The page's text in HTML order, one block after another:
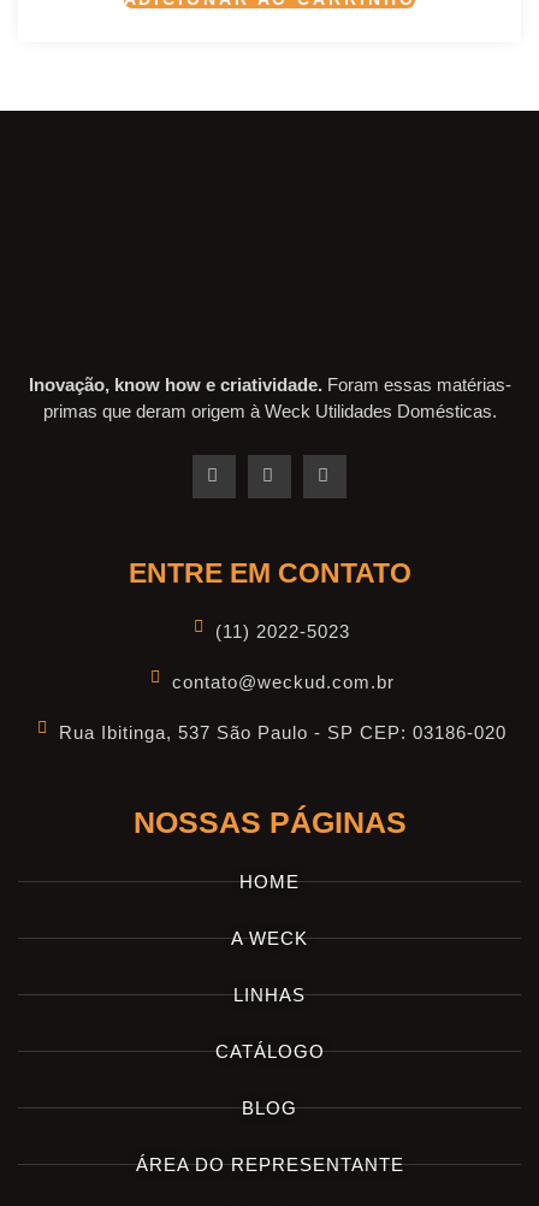
Inovação, know how e criatividade. Foram essas matérias-
primas que deram origem à Weck Utilidades Domésticas.
ENTRE EM CONTATO
(11) 2022-5023
contato@weckud.com.br
Rua Ibitinga, 537 São Paulo - SP CEP: 03186-020
NOSSAS PÁGINAS
HOME
A WECK
LINHAS
CATÁLOGO
BLOG
ÁREA DO REPRESENTANTE